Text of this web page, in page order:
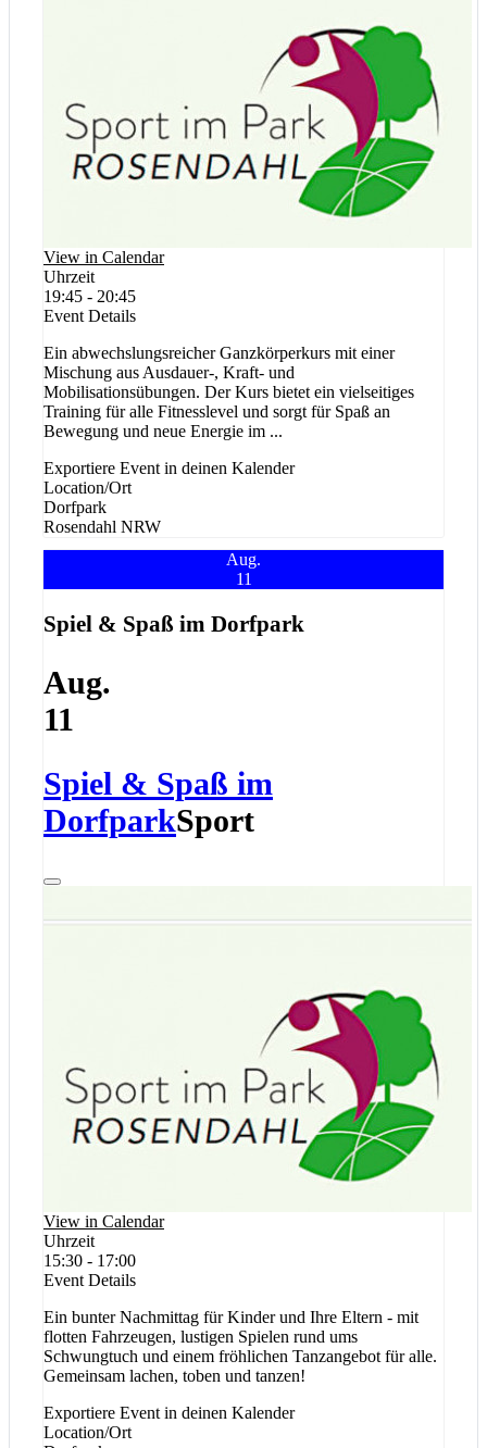
View in Calendar
Uhrzeit
19:45 - 20:45
Event Details
Ein abwechslungsreicher Ganzkörperkurs mit einer
Mischung aus Ausdauer-, Kraft- und
Mobilisationsübungen. Der Kurs bietet ein vielseitiges
Training für alle Fitnesslevel und sorgt für Spaß an
Bewegung und neue Energie im ...
Exportiere Event in deinen Kalender
Location/Ort
Dorfpark
Rosendahl NRW
Aug.
11
Spiel & Spaß im Dorfpark
Aug.
11
Spiel & Spaß im
DorfparkSport
View in Calendar
Uhrzeit
15:30 - 17:00
Event Details
Ein bunter Nachmittag für Kinder und Ihre Eltern - mit
flotten Fahrzeugen, lustigen Spielen rund ums
Schwungtuch und einem fröhlichen Tanzangebot für alle.
Gemeinsam lachen, toben und tanzen!
Exportiere Event in deinen Kalender
Location/Ort